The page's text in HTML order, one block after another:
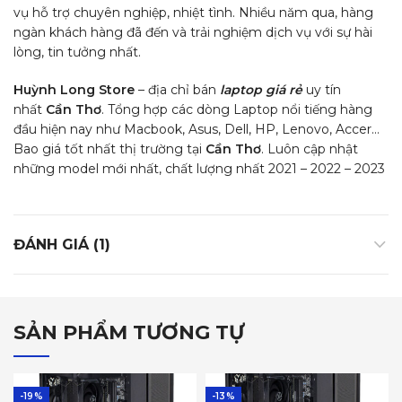
vụ hỗ trợ chuyên nghiệp, nhiệt tình. Nhiều năm qua, hàng
ngàn khách hàng đã đến và trải nghiệm dịch vụ với sự hài
lòng, tin tưởng nhất.
Huỳnh Long Store – địa chỉ bán laptop giá rẻuy tín
nhất Cần Thơ. Tổng hợp các dòng Laptop nổi tiếng hàng
đầu hiện nay như Macbook, Asus, Dell, HP, Lenovo, Accer…
Bao giá tốt nhất thị trường tại Cần Thơ. Luôn cập nhật
những model mới nhất, chất lượng nhất 2021 – 2022 – 2023
ĐÁNH GIÁ (1)
SẢN PHẨM TƯƠNG TỰ
-19% -13%